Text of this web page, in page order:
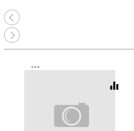
more_horiz
equalizer